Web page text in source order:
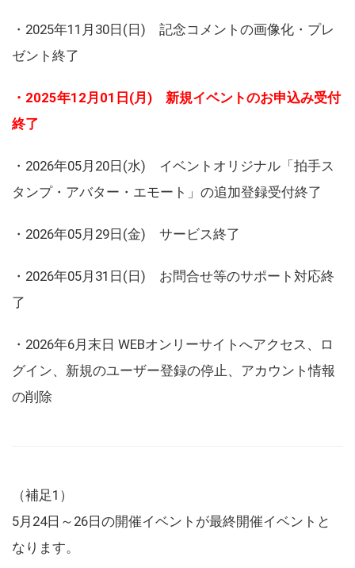
・2025年11月30日(日) 記念コメントの画像化・プレ
ゼント終了
・2025年12月01日(月) 新規イベントのお申込み受付
終了
・2026年05月20日(水) イベントオリジナル「拍手ス
タンプ・アバター・エモート」の追加登録受付終了
・2026年05月29日(金) サービス終了
・2026年05月31日(日) お問合せ等のサポート対応終
了
・2026年6月末日 WEBオンリーサイトへアクセス、ロ
グイン、新規のユーザー登録の停止、アカウント情報
の削除
（補足1）
5月24日～26日の開催イベントが最終開催イベントと
なります。